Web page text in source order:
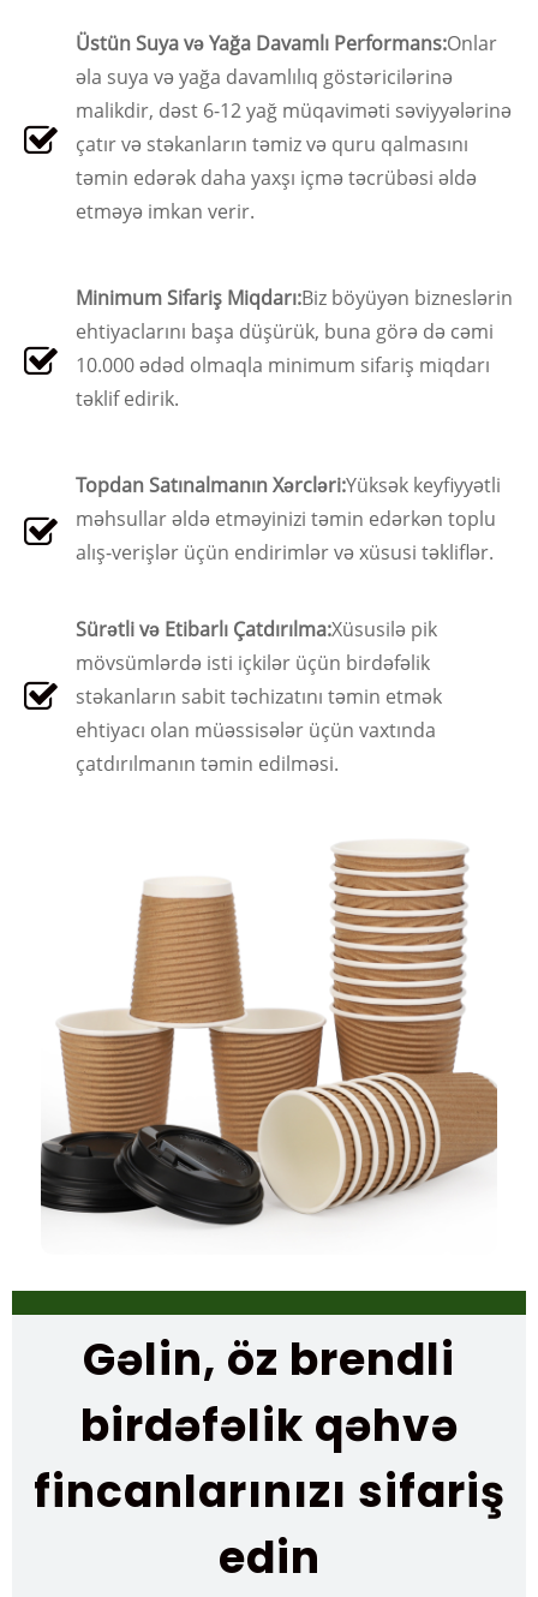
Üstün Suya və Yağa Davamlı Performans:Onlar
əla suya və yağa davamlılıq göstəricilərinə
malikdir, dəst 6-12 yağ müqaviməti səviyyələrinə
çatır və stəkanların təmiz və quru qalmasını
təmin edərək daha yaxşı içmə təcrübəsi əldə
etməyə imkan verir.
Minimum Sifariş Miqdarı:Biz böyüyən bizneslərin
ehtiyaclarını başa düşürük, buna görə də cəmi
10.000 ədəd olmaqla minimum sifariş miqdarı
təklif edirik.
Topdan Satınalmanın Xərcləri:Yüksək keyfiyyətli
məhsullar əldə etməyinizi təmin edərkən toplu
alış-verişlər üçün endirimlər və xüsusi təkliflər.
Sürətli və Etibarlı Çatdırılma:Xüsusilə pik
mövsümlərdə isti içkilər üçün birdəfəlik
stəkanların sabit təchizatını təmin etmək
ehtiyacı olan müəssisələr üçün vaxtında
çatdırılmanın təmin edilməsi.
Gəlin, öz brendli
birdəfəlik qəhvə
fincanlarınızı sifariş
edin